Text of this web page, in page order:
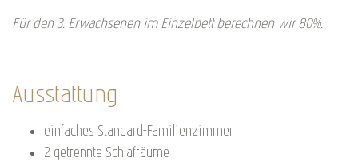
Für den 3. Erwachsenen im Einzelbett berechnen wir 80%.
Ausstattung
einfaches Standard-Familienzimmer
2 getrennte Schlafräume